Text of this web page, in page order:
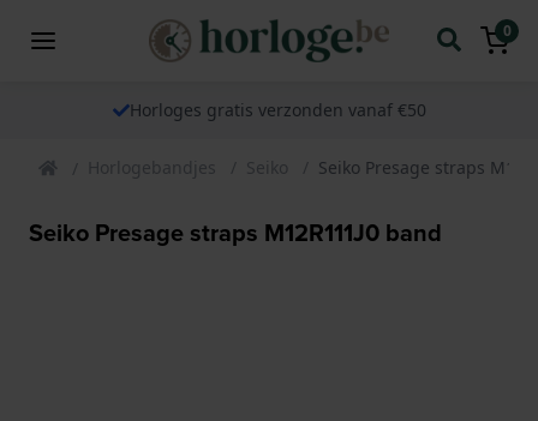
0
Horloges gratis verzonden vanaf €50
Horlogebandjes Seiko Seiko Presage straps
Seiko Presage straps M12R111J0 band